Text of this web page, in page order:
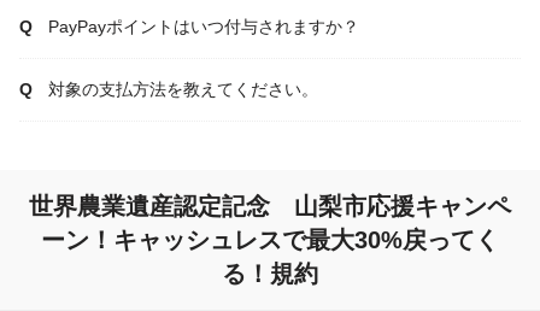
PayPayポイントはいつ付与されますか？
対象の支払方法を教えてください。
世界農業遺産認定記念 山梨市応援キャンペ
ーン！キャッシュレスで最大30%戻ってく
る！規約